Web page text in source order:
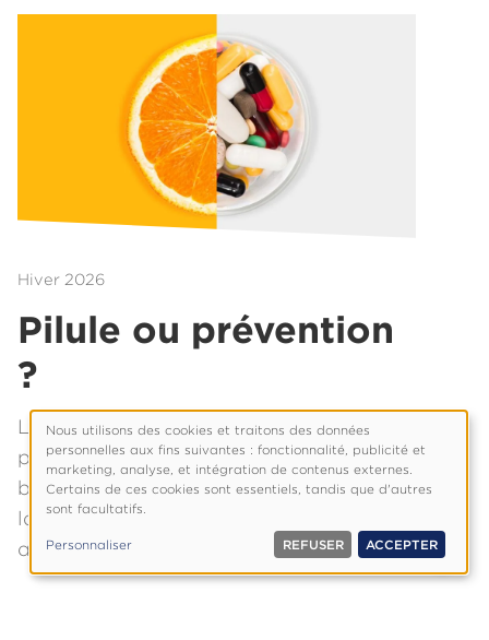
Hiver 2026
Pilule ou prévention
?
Les remèdes naturels et la
pharmacologie moderne n’ont pas
besoin d’être en opposition. L’approche
la plus sage en matière de santé puise
avec discernement dans les deux.
Utilisation
des
données
personnelles
et
Nous utilisons des cookies et traitons des données
personnelles aux fins suivantes : fonctionnalité, publicité et
marketing, analyse, et intégration de contenus externes.
Certains de ces cookies sont essentiels, tandis que d'autres
sont facultatifs.
Personnaliser REFUSER ACCEPTER